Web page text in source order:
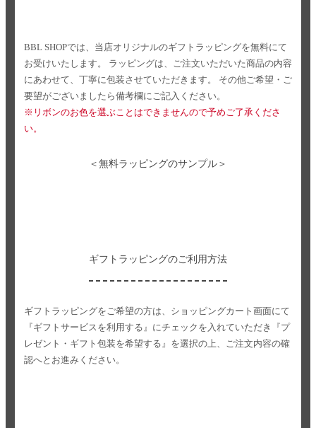
BBL SHOPでは、当店オリジナルのギフトラッピングを無料にて
お受けいたします。
ラッピングは、ご注文いただいた商品の内容
にあわせて、丁寧に包装させていただきます。
その他ご希望・ご
要望がございましたら備考欄にご記入ください。
※リボンのお色を選ぶことはできませんので予めご了承くださ
い。
＜無料ラッピングのサンプル＞
ギフトラッピングのご利用方法
ギフトラッピングをご希望の方は、ショッピングカート画面にて
『ギフトサービスを利用する』にチェックを入れていただき
『プ
レゼント・ギフト包装を希望する』を選択の上、ご注文内容の確
認へとお進みください。